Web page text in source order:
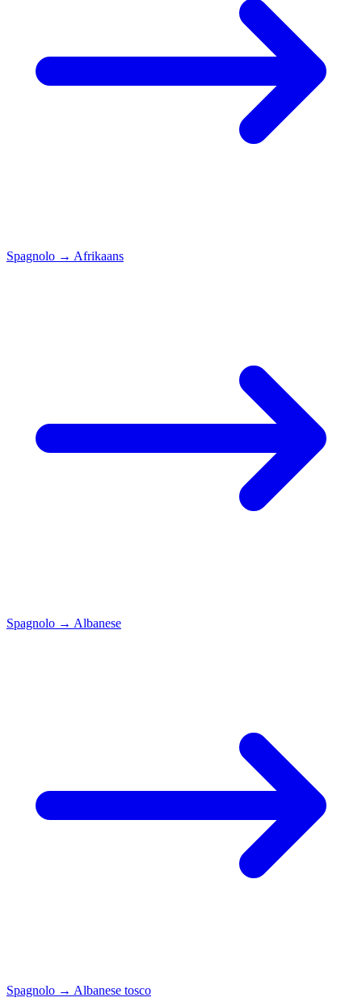
Spagnolo → Afrikaans
Spagnolo → Albanese
Spagnolo → Albanese tosco